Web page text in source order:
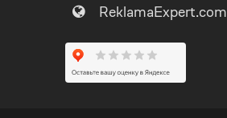
ReklamaExpert.com
0
5 5